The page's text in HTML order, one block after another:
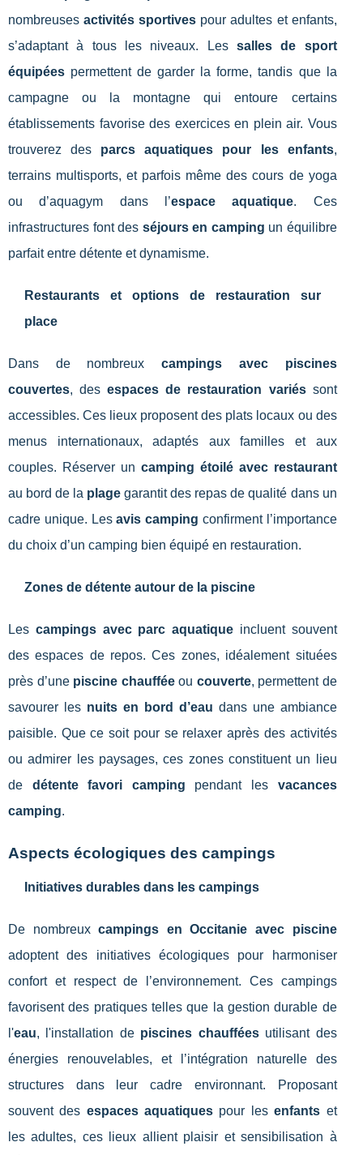
nombreusesactivités sportives pour adultes et enfants,
s’adaptant à tous les niveaux. Les salles de sport
équipées permettent de garder la forme, tandis que la
campagne ou la montagne qui entoure certains
établissements favorise des exercices en plein air. Vous
trouverez des parcs aquatiques pour les enfants,
terrains multisports, et parfois même des cours de yoga
ou d’aquagym dans l’espace aquatique. Ces
infrastructures font des séjours en camping un équilibre
parfait entre détente et dynamisme.
Restaurants et options de restauration sur
place
Dans de nombreuxcampings avec piscines
couvertes, desespaces de restauration variéssont
accessibles. Ces lieux proposent des plats locaux ou des
menus internationaux, adaptés aux familles et aux
couples. Réserver un camping étoilé avec restaurant
au bord de la plage garantit des repas de qualité dans un
cadre unique. Lesavis camping confirment l’importance
du choix d’un camping bien équipé en restauration.
Zones de détente autour de la piscine
Les campings avec parc aquatique incluent souvent
des espaces de repos. Ces zones, idéalement situées
près d’une piscine chaufféeou couverte, permettent de
savourer les nuits en bord d’eau dans une ambiance
paisible. Que ce soit pour se relaxer après des activités
ou admirer les paysages, ces zones constituent un lieu
de détente favori camping pendant les vacances
camping.
Aspects écologiques des campings
Initiatives durables dans les campings
De nombreuxcampings en Occitanie avec piscine
adoptent des initiatives écologiques pour harmoniser
confort et respect de l’environnement. Ces campings
favorisent des pratiques telles que la gestion durable de
l'eau, l'installation de piscines chaufféesutilisant des
énergies renouvelables, et l’intégration naturelle des
structures dans leur cadre environnant. Proposant
souvent des espaces aquatiques pour lesenfants et
les adultes, ces lieux allient plaisir et sensibilisation à